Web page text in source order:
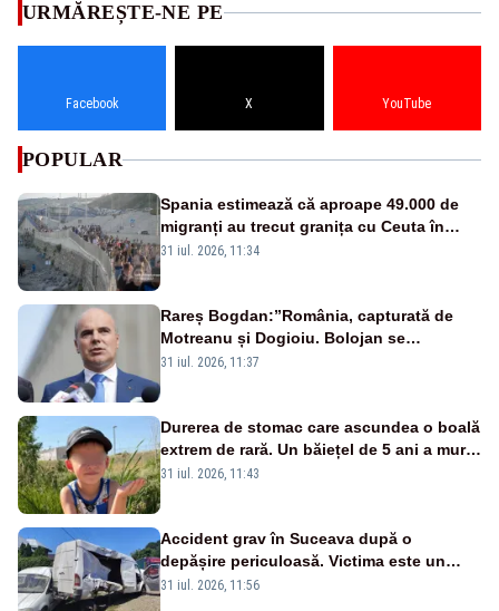
URMĂREȘTE-NE PE
Facebook X YouTube
POPULAR
Spania estimează că aproape 49.000 de
migranți au trecut granița cu Ceuta în
ultimele 24 de ore. Bilanțul morților a
31 iul. 2026, 11:34
Rareș Bogdan:”România, capturată de
Motreanu și Dogioiu. Bolojan se
sfătuiește cu ei”
31 iul. 2026, 11:37
Durerea de stomac care ascundea o boală
extrem de rară. Un băiețel de 5 ani a murit
la doar câteva zile după primele simptome
31 iul. 2026, 11:43
Accident grav în Suceava după o
depășire periculoasă. Victima este un
șofer de 24 de ani
31 iul. 2026, 11:56